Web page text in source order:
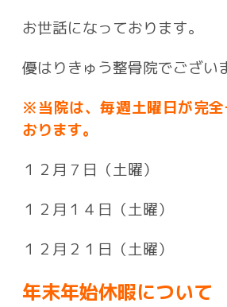
お世話になっております。
優はりきゅう整骨院でござい
※当院は、毎週土曜日が完
おります。
１２月７日（土曜）
１２月１４日（土曜）
１２月２１日（土曜）
年末年始休暇について